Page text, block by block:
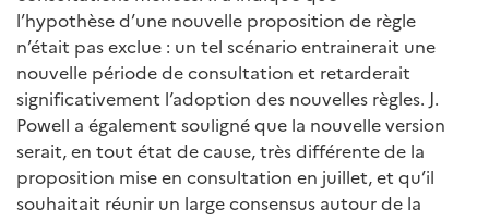
l’hypothèse d’une nouvelle proposition de règle
n’était pas exclue : un tel scénario entrainerait une
nouvelle période de consultation et retarderait
significativement l’adoption des nouvelles règles. J.
Powell a également souligné que la nouvelle version
serait, en tout état de cause, très différente de la
proposition mise en consultation en juillet, et qu’il
souhaitait réunir un large consensus autour de la